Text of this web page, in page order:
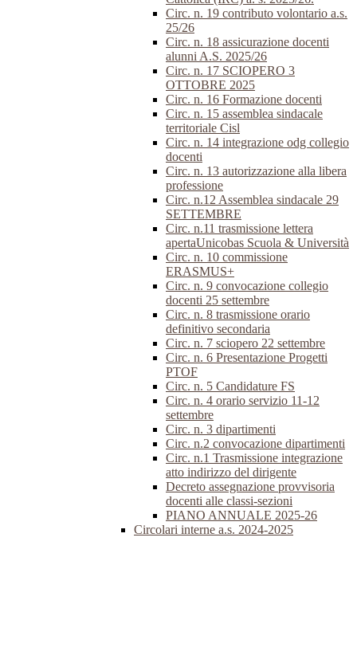
Circ. n. 19 contributo volontario a.s.
25/26
Circ. n. 18 assicurazione docenti
alunni A.S. 2025/26
Circ. n. 17 SCIOPERO 3
OTTOBRE 2025
Circ. n. 16 Formazione docenti
Circ. n. 15 assemblea sindacale
territoriale Cisl
Circ. n. 14 integrazione odg collegio
docenti
Circ. n. 13 autorizzazione alla libera
professione
Circ. n.12 Assemblea sindacale 29
SETTEMBRE
Circ. n.11 trasmissione lettera
apertaUnicobas Scuola & Università
Circ. n. 10 commissione
ERASMUS+
Circ. n. 9 convocazione collegio
docenti 25 settembre
Circ. n. 8 trasmissione orario
definitivo secondaria
Circ. n. 7 sciopero 22 settembre
Circ. n. 6 Presentazione Progetti
PTOF
Circ. n. 5 Candidature FS
Circ. n. 4 orario servizio 11-12
settembre
Circ. n. 3 dipartimenti
Circ. n.2 convocazione dipartimenti
Circ. n.1 Trasmissione integrazione
atto indirizzo del dirigente
Decreto assegnazione provvisoria
docenti alle classi-sezioni
PIANO ANNUALE 2025-26
Circolari interne a.s. 2024-2025